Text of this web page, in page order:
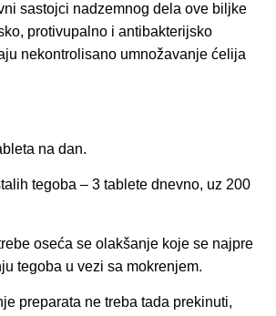
sastojci nadzemnog dela ove biljke
protivupalno i antibakterijsko
nekontrolisano umnožavanje ćelija
na dan.
tegoba – 3 tablete dnevno, uz 200
oseća se olakšanje koje se najpre
tegoba u vezi sa mokrenjem.
preparata ne treba tada prekinuti,